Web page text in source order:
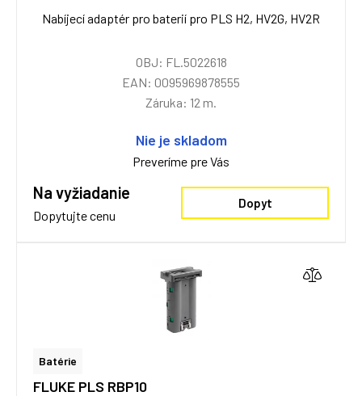
Nabíjecí adaptér pro baterií pro PLS H2, HV2G, HV2R
OBJ: FL.5022618
EAN: 0095969878555
Záruka: 12 m.
Nie je skladom
Preveríme pre Vás
Na vyžiadanie
Dopytujte cenu
Dopyt
Batérie
FLUKE PLS RBP10